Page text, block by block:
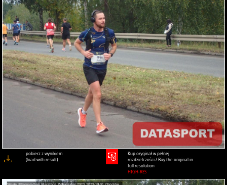
pobierz z wynikiem
(load with result)
Kup oryginał w pełnej
rozdzielczości / Buy the original in
full resolution
HIGH-RES